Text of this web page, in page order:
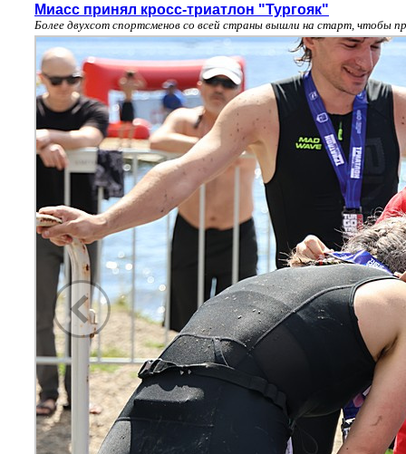
Миасс принял кросс-триатлон "Тургояк"
Более двухсот спортсменов со всей страны вышли на старт, чтобы